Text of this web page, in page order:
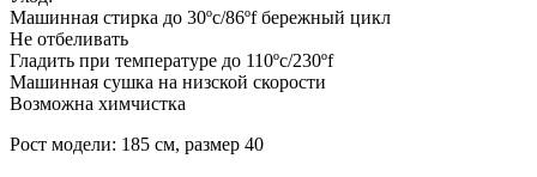
Машинная стирка до 30ºc/86ºf бережный цикл
Не отбеливать
Гладить при температуре до 110ºc/230ºf
Машинная сушка на низской скорости
Возможна химчистка
Рост модели: 185 см, размер 40